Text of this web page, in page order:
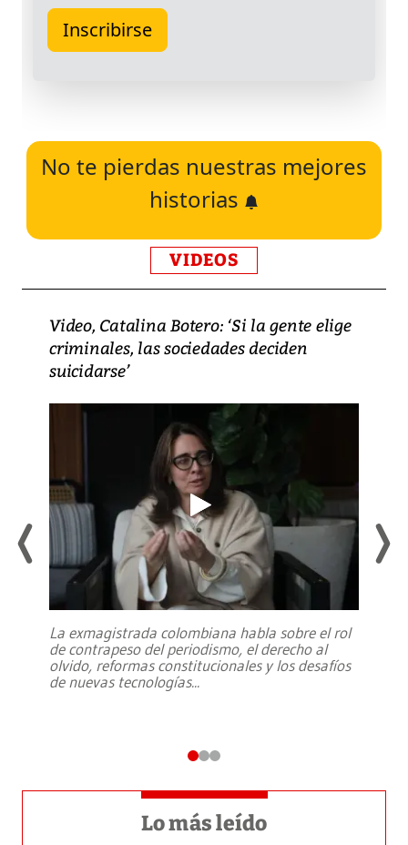
No te pierdas nuestras mejores
historias
VIDEOS
Video, Catalina Botero: ‘Si la gente elige
criminales, las sociedades deciden
suicidarse’
La exmagistrada colombiana habla sobre el rol
de contrapeso del periodismo, el derecho al
olvido, reformas constitucionales y los desafíos
de nuevas tecnologías...
Lo más leído